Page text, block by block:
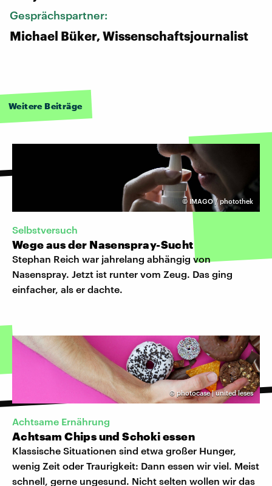
Gesprächspartner:
Michael Büker, Wissenschaftsjournalist
Weitere Beiträge
© IMAGO / photothek
Selbstversuch
Wege aus der Nasenspray-Sucht
Stephan Reich war jahrelang abhängig von
Nasenspray. Jetzt ist runter vom Zeug. Das ging
einfacher, als er dachte.
©photocase | united leses
Achtsame Ernährung
Achtsam Chips und Schoki essen
Klassische Situationen sind etwa großer Hunger,
wenig Zeit oder Traurigkeit: Dann essen wir viel. Meist
schnell, gerne ungesund. Nicht selten wollen wir das